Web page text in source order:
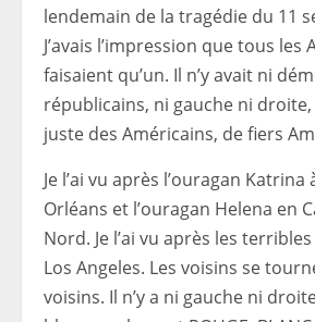
lendemain de la tragédie du 11
J’avais l’impression que tous les
faisaient qu’un. Il n’y avait ni
républicains, ni gauche ni
juste des Américains, de fiers
Je l’ai vu après l’ouragan
Orléans et l’ouragan Helena en
Nord. Je l’ai vu après les
Los Angeles. Les voisins se
voisins. Il n’y a ni gauche ni